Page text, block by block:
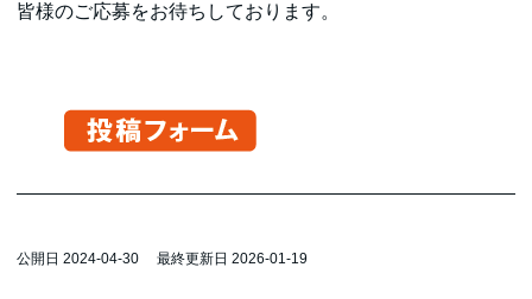
皆様のご応募をお待ちしております。
公開日 2024-04-30 最終更新日 2026-01-19